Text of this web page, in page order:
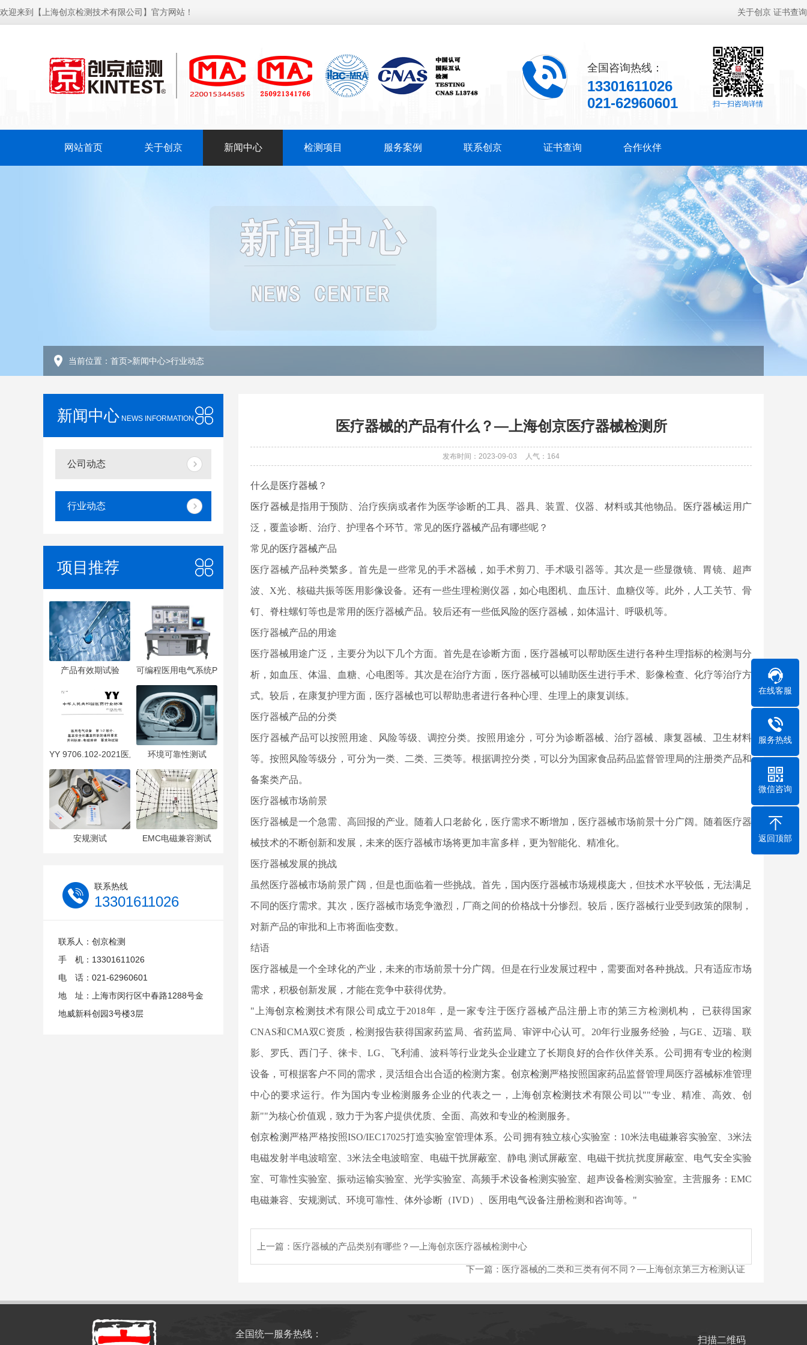
欢迎来到【上海创京检测技术有限公司】官方网站！ 关于创京 证书查询
扫一扫咨询详情
全国咨询热线：
13301611026
021-62960601
网站首页 关于创京 新闻中心 检测项目 服务案例 联系创京 证书查询 合作伙伴
当前位置： 首页>新闻中心>行业动态
新闻中心 NEWS INFORMATION
公司动态
行业动态
项目推荐
产品有效期试验 可编程医用电气系统PEMS
YY 9706.102-2021医用电气设备 第1-2部分：基本安全和基本性能的通用要求 并列标准：···
环境可靠性测试
安规测试 EMC电磁兼容测试
联系热线
13301611026
联系人：创京检测
手 机：13301611026
电 话：021-62960601
地 址：上海市闵行区中春路1288号金
地威新科创园3号楼3层
医疗器械的产品有什么？—上海创京医疗器械检测所
发布时间：2023-09-03 人气： 164
什么是医疗器械 ？
医疗器械是指用于预防、治疗疾病或者作为医学诊断的工具、器具、装置、仪器、材料或其他物品。 医疗器械运用广
泛，覆盖诊断、治疗、护理各个环节。常见的医疗器械产品有哪些呢？
常见的医疗器械产品
医疗器械产品种类繁多。首先是一些常见的手术器械，如手术剪刀、手术吸引器等。其次是一些显微镜、胃镜、超声
波、X光、核磁共振等医用影像设备。还有一些生理检测仪器，如心电图机、血压计、血糖仪等。此外，人工关节、骨
钉、脊柱螺钉等也是常用的医疗器械产品。较后还有一些低风险的医疗器械，如体温计、呼吸机等。
医疗器械产品的用途
医疗器械用途广泛，主要分为以下几个方面。首先是在诊断方面，医疗器械可以帮助医生进行各种生理指标的检测与分
析，如血压、体温、血糖、心电图等。其次是在治疗方面，医疗器械可以辅助医生进行手术、影像检查、化疗等治疗方
式。较后，在康复护理方面，医疗器械也可以帮助患者进行各种心理、生理上的康复训练。
医疗器械产品的分类
医疗器械产品可以按照用途、风险等级、调控分类。按照用途分，可分为诊断器械、治疗器械、康复器械、卫生材料
等。按照风险等级分，可分为一类、二类、三类等。根据调控分类，可以分为国家食品药品监督管理局的注册类产品和
备案类产品。
医疗器械市场前景
医疗器械是一个急需、高回报的产业。随着人口老龄化，医疗需求不断增加，医疗器械市场前景十分广阔。随着医疗器
械技术的不断创新和发展，未来的医疗器械市场将更加丰富多样，更为智能化、精准化。
医疗器械发展的挑战
虽然医疗器械市场前景广阔，但是也面临着一些挑战。首先，国内医疗器械市场规模庞大，但技术水平较低，无法满足
不同的医疗需求。其次，医疗器械市场竞争激烈，厂商之间的价格战十分惨烈。较后，医疗器械行业受到政策的限制，
对新产品的审批和上市将面临变数。
结语
医疗器械是一个全球化的产业，未来的市场前景十分广阔。但是在行业发展过程中，需要面对各种挑战。只有适应市场
需求，积极创新发展，才能在竞争中获得优势。
"上海创京检测 技术有限公司成立于2018年，是一家专注于医疗器械产品注册上市的第三方检测机构， 已获得国家
CNAS和CMA双C资质，检测报告获得国家药监局、省药监局、审评中心认可。20年行业服务经验，与GE、迈瑞、联
影、罗氏、西门子、徕卡、LG、飞利浦、波科等行业龙头企业建立了长期良好的合作伙伴关系。公司拥有专业的检测
设备，可根据客户不同的需求，灵活组合出合适的检测方案。 创京检测 严格按照国家药品监督管理局医疗器械标准管理
中心的要求运行。作为国内专业检测服务企业的代表之一，上海创京检测技术有限公司以""专业、精准、高效、创
新""为核心价值观，致力于为客户提供优质、全面、高效和专业的检测服务。
创京检测 严格严格按照ISO/IEC17025打造实验室管理体系。公司拥有独立核心实验室：10米法电磁兼容实验室、3米法
电磁发射半电波暗室、3米法全电波暗室、电磁干扰屏蔽室、静电 测试屏蔽室、电磁干扰抗扰度屏蔽室、电气安全实验
室、可靠性实验室、振动运输实验室、光学实验室、高频手术设备检测实验室、超声设备检测实验室。主营服务：EMC
电磁兼容、安规测试、环境可靠性、体外诊断（IVD）、医用电气设备注册检测和咨询等。"
上一篇： 医疗器械的产品类别有哪些？—上海创京医疗器械检测中心
下一篇： 医疗器械的二类和三类有何不同？—上海创京第三方检测认证
全国统一服务热线：
扫描二维码
在线客服
服务热线
微信咨询
返回顶部